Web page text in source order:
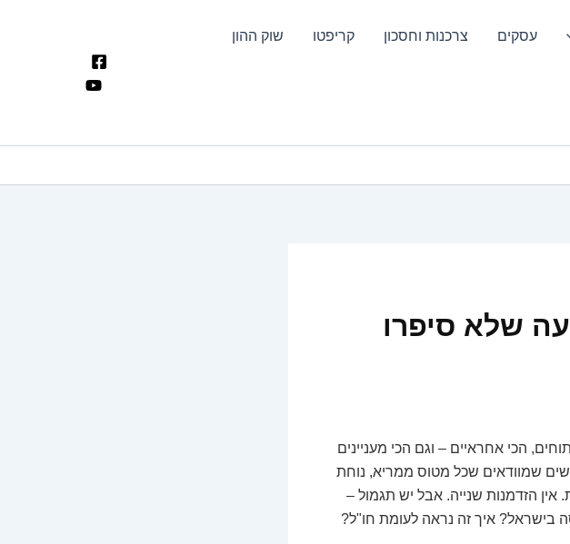
עסקים צרכנות וחסכון קריפטו שוק ההון
שלא סיפרו
הכי אחראיים – וגם הכי מעניינים
שמוודאים שכל מטוס ממריא, נוחת
אין הזדמנות שנייה. אבל יש תגמול –
בישראל? איך זה נראה לעומת חו"ל?